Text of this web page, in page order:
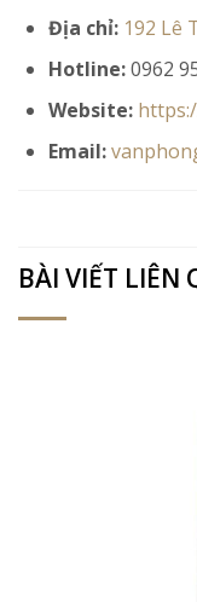
Địa chỉ: 192 Lê
Hotline:0962
Website:
Email:
BÀI VIẾT LIÊN